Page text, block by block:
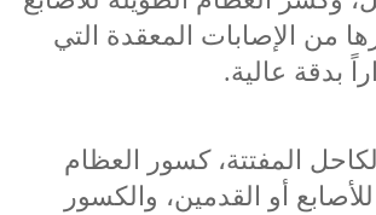
من الإصابات المعقدة التي
بدقة عالية.
المفتتة، كسور العظام
أو القدمين، والكسور